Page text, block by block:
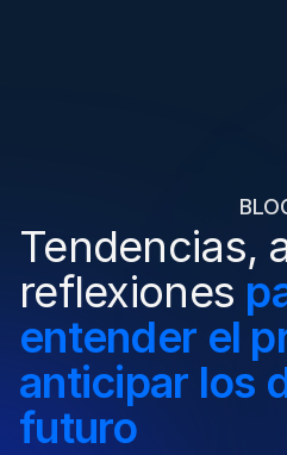
Tendencias,
reflexiones
entender el
anticipar los
futuro